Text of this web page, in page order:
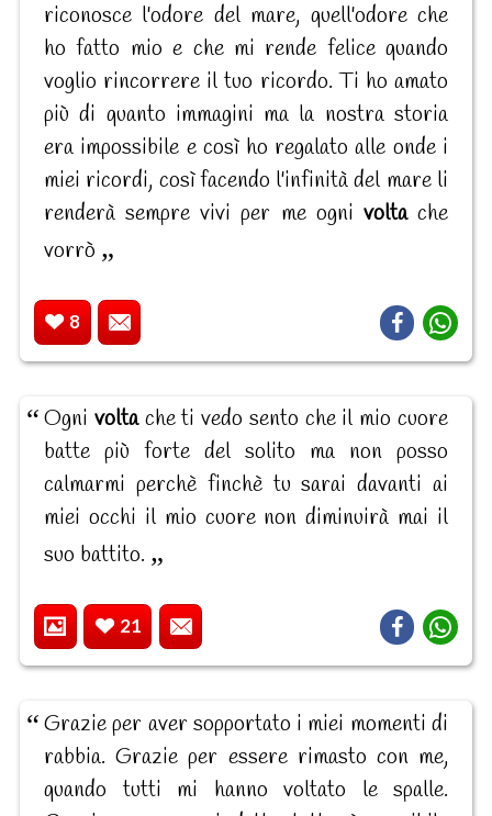
riconosce l'odore del mare, quell'odore che
ho fatto mio e che mi rende felice quando
voglio rincorrere il tuo ricordo. Ti ho amato
più di quanto immagini ma la nostra storia
era impossibile e così ho regalato alle onde i
miei ricordi, così facendo l'infinità del mare li
renderà sempre vivi per me ogni voltache
vorrò
8
Ogni voltache ti vedo sento che il mio cuore
batte più forte del solito ma non posso
calmarmi perchè finchè tu sarai davanti ai
miei occhi il mio cuore non diminuirà mai il
suo battito.
21
Grazie per aver sopportato i miei momenti di
rabbia. Grazie per essere rimasto con me,
quando tutti mi hanno voltato le spalle.